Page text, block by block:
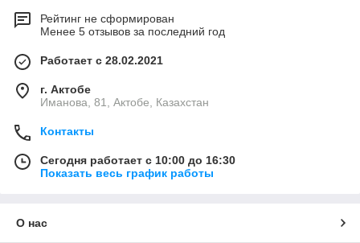
Рейтинг не сформирован
Менее 5 отзывов за последний год
Работает с 28.02.2021
г. Актобе
Иманова, 81, Актобе, Казахстан
Контакты
Сегодня работает с 10:00 до 16:30
Показать весь график работы
О нас